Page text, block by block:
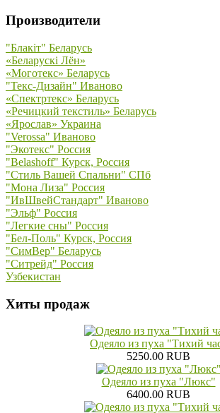
Производители
"Блакiт" Беларусь
«Беларускi Лён»
«Моготекс» Беларусь
"Текс-Дизайн" Иваново
«Спектртекс» Беларусь
«Речицкий текстиль» Беларусь
«Ярослав» Украина
"Verossa" Иваново
"Экотекс" Россия
"Belashoff" Курск, Россия
"Стиль Вашей Спальни" СПб
"Мона Лиза" Россия
"ИвШвейСтандарт" Иваново
"Эльф" Россия
"Легкие сны" Россия
"Бел-Поль" Курск, Россия
"СимВер" Беларусь
"Ситрейд" Россия
Узбекистан
Хиты продаж
Одеяло из пуха "Тихий
5250.00 RUB
Одеяло из пуха "Люкс"
6400.00 RUB